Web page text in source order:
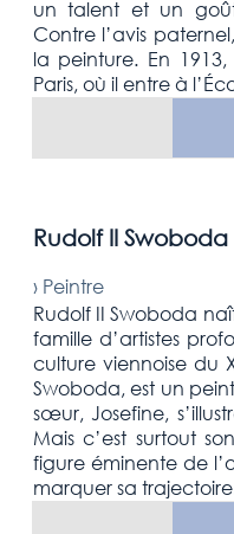
un talent et un
Contre l’avis
la peinture. En
Paris, où il entre à
Rudolf II Swoboda
› Peintre
Rudolf II Swoboda
famille d’artistes
culture viennoise du
Swoboda, est un
sœur, Josefine,
Mais c’est surtout
figure éminente de
marquer sa